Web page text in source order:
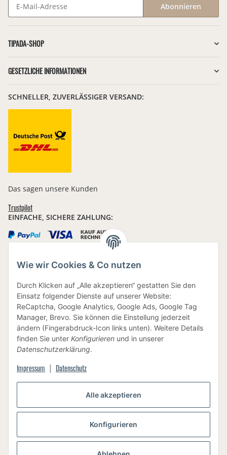
Alle akzeptieren
Konfigurieren
Wie wir Cookies & Co nutzen
Durch Klicken auf „Alle akzeptieren“ gestatten Sie den
Einsatz folgender Dienste auf unserer Website:
ReCaptcha, Google Analytics, Google Ads, Google Tag
Manager, Brevo. Sie können die Einstellung jederzeit
ändern (Fingerabdruck-Icon links unten). Weitere Details
finden Sie unter Konfigurieren und in unserer
Datenschutzerklärung.
Impressum Datenschutz
Abonnieren
TIPADA-SHOP
GESETZLICHE INFORMATIONEN
SCHNELLER, ZUVERLÄSSIGER VERSAND:
Das sagen unsere Kunden
Trustpilot
EINFACHE, SICHERE ZAHLUNG:
BEWUSSTE VERPACKUNG
Vertrag widerrufen